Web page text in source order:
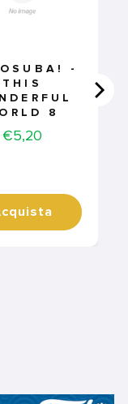
-
THIS
8
Price
€5,20